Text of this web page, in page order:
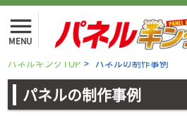
menu
MENU
パネルキングTOP > パネルの制作事例
パネルの制作事例